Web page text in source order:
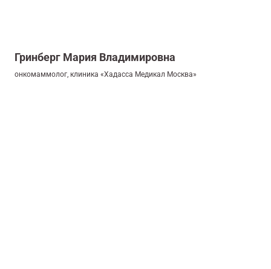
Гринберг Мария Владимировна
онкомаммолог, клиника «Хадасса Медикал Москва»